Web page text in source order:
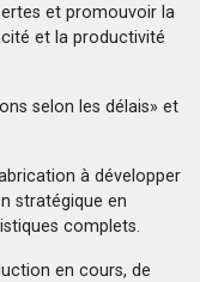
et promouvoir la
et la productivité
selon les délais» et
à développer
stratégique en
complets.
en cours, de